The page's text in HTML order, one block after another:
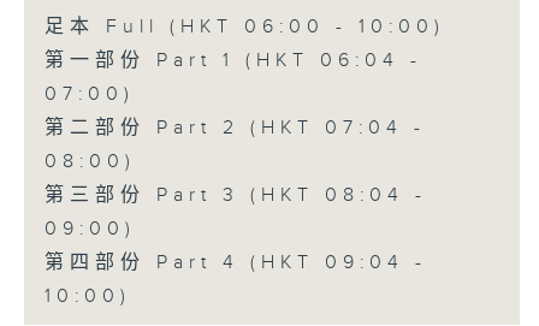
足本 Full (HKT 06:00 - 10:00)
第一部份 Part 1 (HKT 06:04 -
07:00)
第二部份 Part 2 (HKT 07:04 -
08:00)
第三部份 Part 3 (HKT 08:04 -
09:00)
第四部份 Part 4 (HKT 09:04 -
10:00)